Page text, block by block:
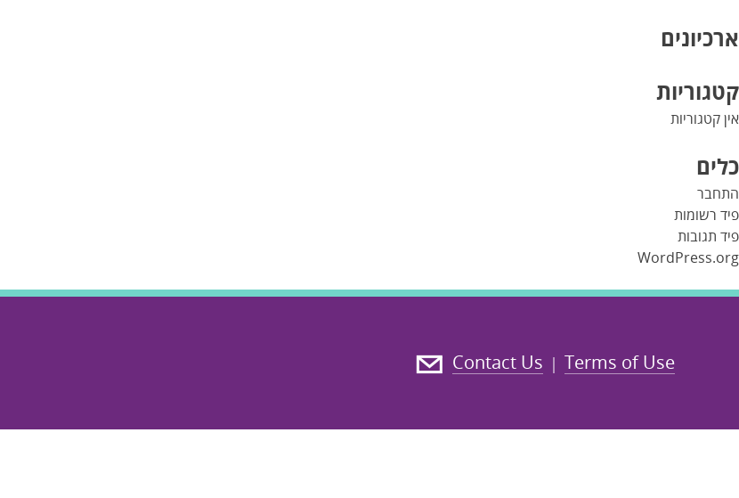
ארכיונים
קטגוריות
אין קטגוריות
כלים
התחבר
פיד רשומות
פיד תגובות
WordPress.org
Terms of Use
|
Contact Us